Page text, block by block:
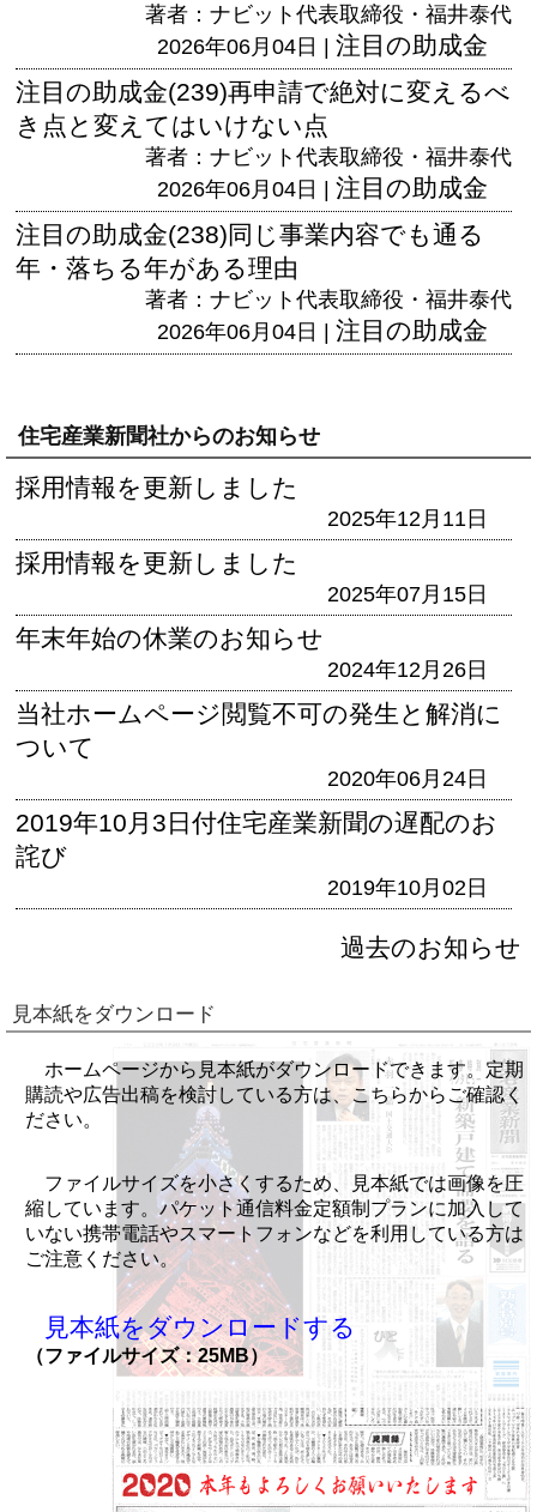
著者：ナビット代表取締役・福井泰代
2026年06月04日 | 注目の助成金
注目の助成金(239)再申請で絶対に変えるべ
き点と変えてはいけない点
著者：ナビット代表取締役・福井泰代
2026年06月04日 | 注目の助成金
注目の助成金(238)同じ事業内容でも通る
年・落ちる年がある理由
著者：ナビット代表取締役・福井泰代
2026年06月04日 | 注目の助成金
住宅産業新聞社からのお知らせ
採用情報を更新しました
2025年12月11日
採用情報を更新しました
2025年07月15日
年末年始の休業のお知らせ
2024年12月26日
当社ホームページ閲覧不可の発生と解消に
ついて
2020年06月24日
2019年10月3日付住宅産業新聞の遅配のお
詫び
2019年10月02日
過去のお知らせ
見本紙をダウンロード
ホームページから見本紙がダウンロードできます。定期
購読や広告出稿を検討している方は、こちらからご確認く
ださい。
ファイルサイズを小さくするため、見本紙では画像を圧
縮しています。パケット通信料金定額制プランに加入して
いない携帯電話やスマートフォンなどを利用している方は
ご注意ください。
見本紙をダウンロードする
（ファイルサイズ：25MB）